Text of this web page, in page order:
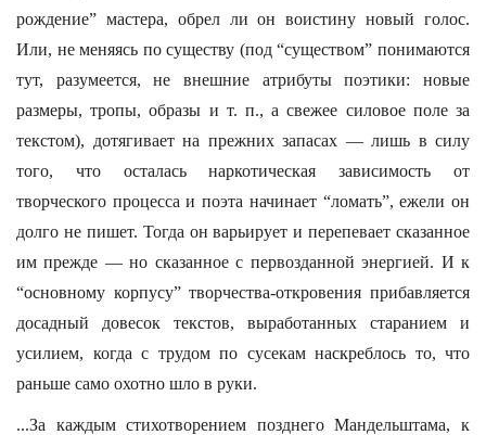
рождение” мастера, обрел ли он воистину новый голос.
Или, не меняясь по существу (под “существом” понимаются
тут, разумеется, не внешние атрибуты поэтики: новые
размеры, тропы, образы и т. п., а свежее силовое поле за
текстом), дотягивает на прежних запасах — лишь в силу
того, что осталась наркотическая зависимость от
творческого процесса и поэта начинает “ломать”, ежели он
долго не пишет. Тогда он варьирует и перепевает сказанное
им прежде — но сказанное с первозданной энергией. И к
“основному корпусу” творчества-откровения прибавляется
досадный довесок текстов, выработанных старанием и
усилием, когда с трудом по сусекам наскреблось то, что
раньше само охотно шло в руки.
...За каждым стихотворением позднего Мандельштама, к